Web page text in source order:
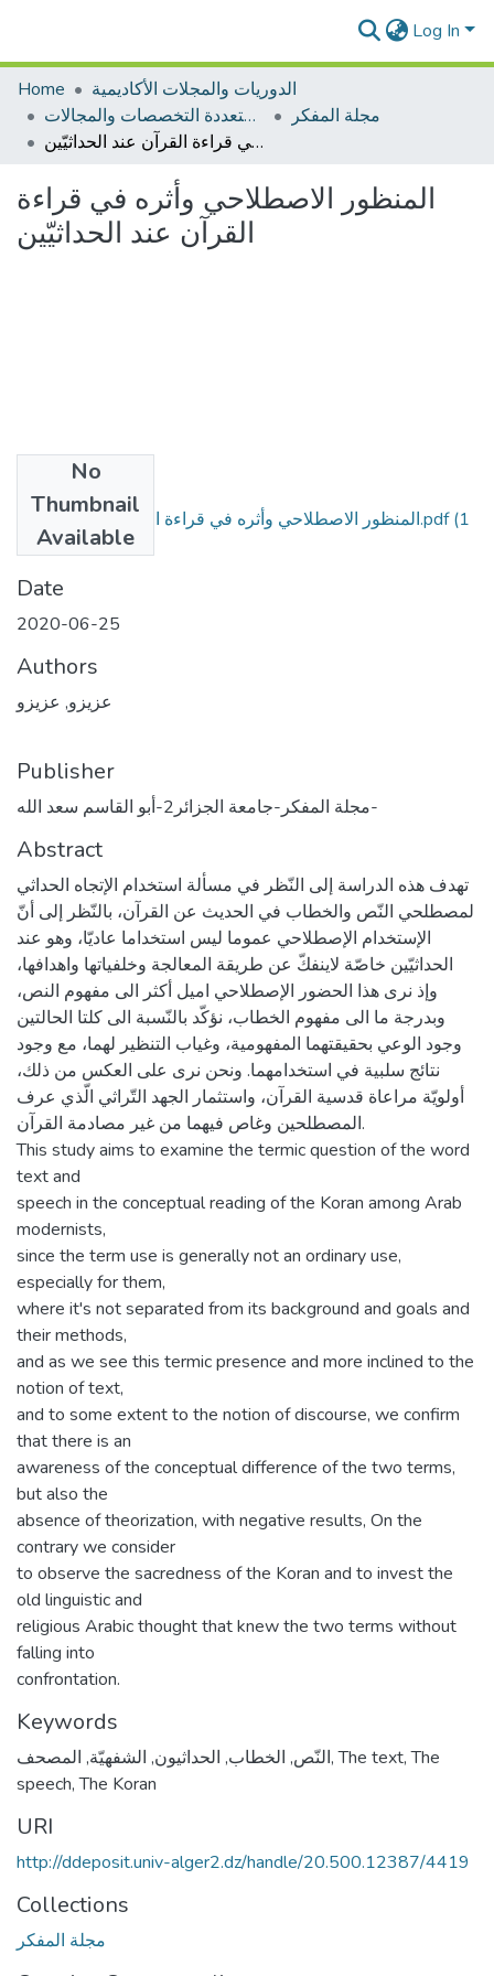
Log In
Home
الدوريات والمجلات الأكاديمية
مجلات متعددة التخصصات والمجالات
مجلة المفكر
المنظور الاصطلاحي وأثره في قراءة القرآن عند الحداثيّين
المنظور الاصطلاحي وأثره في قراءة
القرآن عند الحداثيّين
No
Thumbnail
Available
المنظور الاصطلاحي وأثره في قراءة القرآن عند الحداثيّين.pdf(1
MB)
Date
2020-06-25
Authors
عزيزو, عزيزو
Publisher
مجلة المفكر-جامعة الجزائر2-أبو القاسم سعد الله-
Abstract
تهدف هذه الدراسة إلى النّظر في مسألة استخدام الإتجاه الحداثي
لمصطلحي النّص والخطاب في الحديث عن القرآن، بالنّظر إلى أنّ
الإستخدام الإصطلاحي عموما ليس استخداما عاديّا، وهو عند
الحداثيّين خاصّة لاينفكّ عن طريقة المعالجة وخلفياتها واهدافها،
وإذ نرى هذا الحضور الإصطلاحي اميل أكثر الى مفهوم النص،
وبدرجة ما الى مفهوم الخطاب، نؤكّد بالنّسبة الى كلتا الحالتين
وجود الوعي بحقيقتهما المفهومية، وغياب التنظير لهما، مع وجود
نتائج سلبية في استخدامهما. ونحن نرى على العكس من ذلك،
أولويّة مراعاة قدسية القرآن، واستثمار الجهد التّراثي الّذي عرف
المصطلحين وغاص فيهما من غير مصادمة القرآن.
This study aims to examine the termic question of the word
text and
speech in the conceptual reading of the Koran among Arab
modernists,
since the term use is generally not an ordinary use,
especially for them,
where it's not separated from its background and goals and
their methods,
and as we see this termic presence and more inclined to the
notion of text,
and to some extent to the notion of discourse, we confirm
that there is an
awareness of the conceptual difference of the two terms,
but also the
absence of theorization, with negative results, On the
contrary we consider
to observe the sacredness of the Koran and to invest the
old linguistic and
religious Arabic thought that knew the two terms without
falling into
confrontation.
Keywords
النّص, الخطاب, الحداثيون, الشفهيّة, المصحف ,The text,The
speech,The Koran
URI
http://ddeposit.univ-alger2.dz/handle/20.500.12387/4419
Collections
مجلة المفكر